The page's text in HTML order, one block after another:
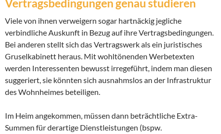
Vertragsbedingungen genau studieren
Viele von ihnen verweigern sogar hartnäckig jegliche
verbindliche Auskunft in Bezug auf ihre Vertragsbedingungen.
Bei anderen stellt sich das Vertragswerk als ein juristisches
Gruselkabinett heraus. Mit wohltönenden Werbetexten
werden Interessenten bewusst irregeführt, indem man diesen
suggeriert, sie könnten sich ausnahmslos an der Infrastruktur
des Wohnheimes beteiligen.
Im Heim angekommen, müssen dann beträchtliche Extra-
Summen für derartige Dienstleistungen (bspw.